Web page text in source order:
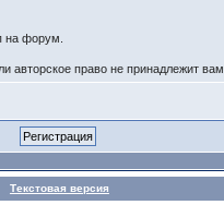
на форум.
право не принадлежит вам.
Текстовая версия